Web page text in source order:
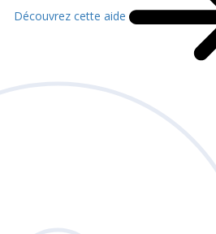
Découvrez cette aide